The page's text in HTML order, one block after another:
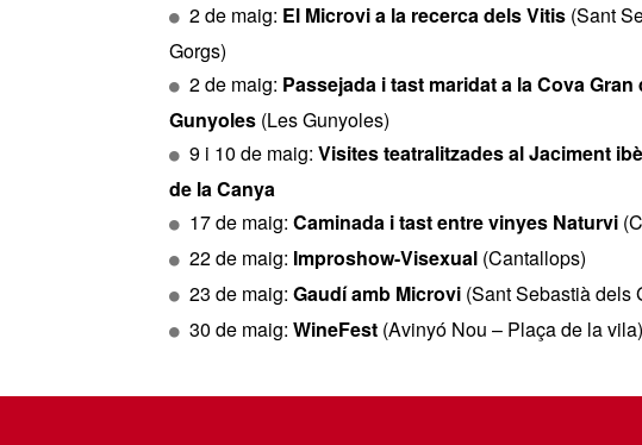
2 de maig: El Microvi a la recerca dels Vitis (Sant
Gorgs)
2 de maig: Passejada i tast maridat a la Cova Gran
Gunyoles (Les Gunyoles)
9 i 10 de maig: Visites teatralitzades al Jaciment
de la Canya
17 de maig: Caminada i tast entre vinyes Naturvi
22 de maig: Improshow-Visexual (Cantallops)
23 de maig: Gaudí amb Microvi (Sant Sebastià dels
30 de maig: WineFest (Avinyó Nou – Plaça de la vila)